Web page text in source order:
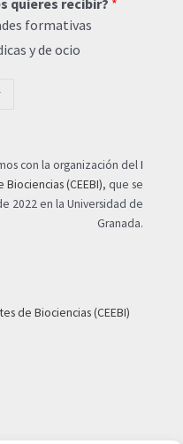
quieres recibir? *
formativas
y de ocio
con la organización delI
(CEEBI), que se
2022 en la Universidad de
Granada.